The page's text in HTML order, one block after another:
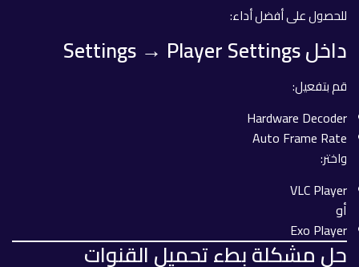
للحصول على أفضل أداء:
داخل Settings → Player Settings
قم بتفعيل:
Hardware Decoder
Auto Frame Rate
واختر:
VLC Player
أو
Exo Player
حل مشكلة بطء تحميل القنوات